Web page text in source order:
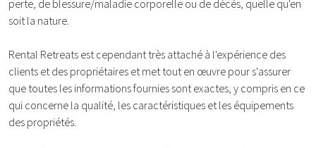
perte, de blessure/maladie corporelle ou de décès, quelle qu'en
soit la nature.
Rental Retreats est cependant très attaché à l'expérience des
clients et des propriétaires et met tout en œuvre pour s'assurer
que toutes les informations fournies sont exactes, y compris en ce
qui concerne la qualité, les caractéristiques et les équipements
des propriétés.